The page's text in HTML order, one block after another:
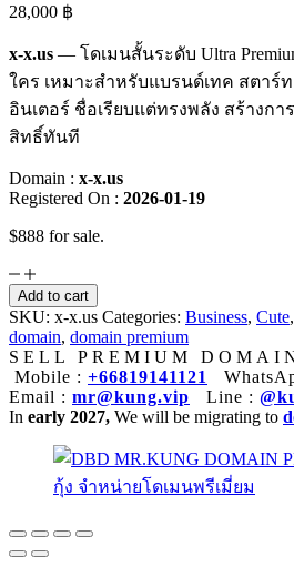
28,000 ฿
x-x.us — โดเมนสั้นระดับ Ultra
ใคร เหมาะสำหรับแบรนด์เทค สตาร์
อินเตอร์ ชื่อเรียบแต่ทรงพลัง สร้างก
สิทธิ์ทันที
Domain : x-x.us
Registered On : 2026-01-19
$888 for sale.
x-
x.us
quantity
Add to cart
SKU: x-x.us Categories: Business, Cute,
domain, domain premium
SELL PREMIUM
Mobile : +66819141121
Email : mr@kung.vip Line :
In early 2027, We will be migrating to